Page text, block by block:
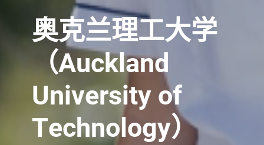
奥克兰理工大学
（Auckland
University of
Technology）